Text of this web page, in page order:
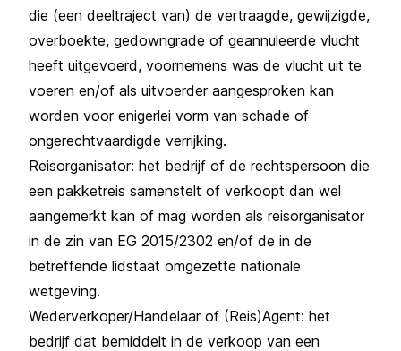
die (een deeltraject van) de vertraagde, gewijzigde,
overboekte, gedowngrade of geannuleerde vlucht
heeft uitgevoerd, voornemens was de vlucht uit te
voeren en/of als uitvoerder aangesproken kan
worden voor enigerlei vorm van schade of
ongerechtvaardigde verrijking.
Reisorganisator: het bedrijf of de rechtspersoon die
een pakketreis samenstelt of verkoopt dan wel
aangemerkt kan of mag worden als reisorganisator
in de zin van EG 2015/2302 en/of de in de
betreffende lidstaat omgezette nationale
wetgeving.
Wederverkoper/Handelaar of (Reis)Agent: het
bedrijf dat bemiddelt in de verkoop van een